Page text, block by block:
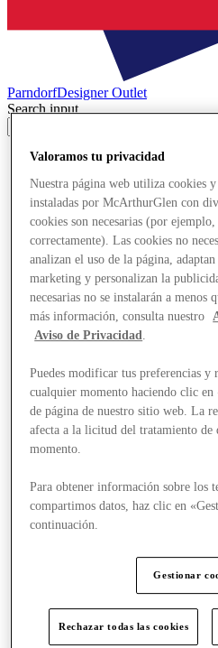
ParndorfDesigner Outlet
Search input
Stores
Valoramos tu privacidad
Nuestra página web utiliza cookies
instaladas por McArthurGlen con
cookies son necesarias (por
correctamente). Las cookies no
analizan el uso de la página, adaptan
marketing y personalizan la
necesarias no se instalarán a menos
más información, consulta nuestro
Aviso de Privacidad
Puedes modificar tus preferencias y
cualquier momento haciendo clic
de página de nuestro sitio web. La
afecta a la licitud del tratamiento de
momento.
Para obtener información sobre los
compartimos datos, haz clic en
continuación.
Gestionar
Rechazar todas las cookies